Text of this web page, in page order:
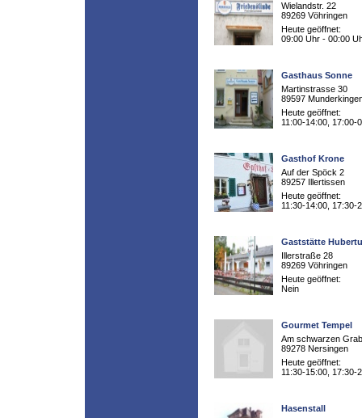
Wielandstr. 22
89269 Vöhringen
Heute geöffnet:
09:00 Uhr - 00:00
Gasthaus Sonne
Martinstrasse 30
89597
Heute geöffnet:
11:00-14:00, 17:00-
Gasthof Krone
Auf der Spöck 2
89257 Illertissen
Heute geöffnet:
11:30-14:00, 17:30-
Gaststätte
Illerstraße 28
89269 Vöhringen
Heute geöffnet:
Nein
Gourmet Tempel
Am schwarzen
89278 Nersingen
Heute geöffnet:
11:30-15:00, 17:30-
Hasenstall